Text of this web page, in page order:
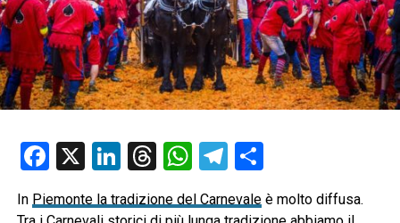
Facebook
X LinkedIn
Threads
WhatsApp
Telegram
Condividi
In Piemonte la tradizione del Carnevaleè molto diffusa.